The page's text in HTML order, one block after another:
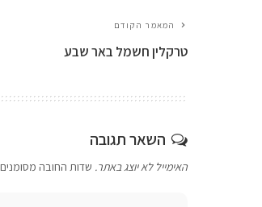
המאמר הקודם
טרקלין חשמל באר שבע
השאר תגובה
האימייל לא יוצג באתר. שדות החובה מסומנים